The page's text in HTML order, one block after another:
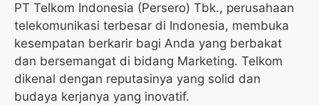
PT Telkom Indonesia (Persero) Tbk., perusahaan
telekomunikasi terbesar di Indonesia, membuka
kesempatan berkarir bagi Anda yang berbakat
dan bersemangat di bidang Marketing. Telkom
dikenal dengan reputasinya yang solid dan
budaya kerjanya yang inovatif.